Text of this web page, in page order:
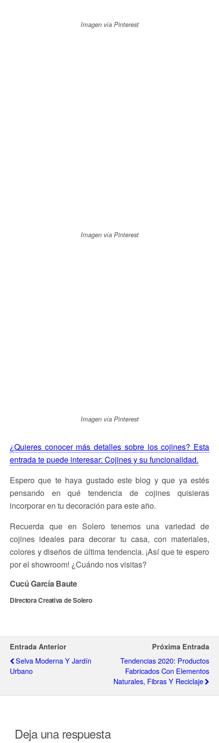
Imagen vía Pinterest
Imagen vía Pinterest
Imagen vía Pinterest
¿Quieres conocer más detalles sobre los cojines? Esta
entrada te puede interesar: Cojines y su funcionalidad.
Espero que te haya gustado este blog y que ya estés
pensando en qué tendencia de cojines quisieras
incorporar en tu decoración para este año.
Recuerda que en Solero tenemos una variedad de
cojines ideales para decorar tu casa, con materiales,
colores y diseños de última tendencia. ¡Así que te espero
por el showroom! ¿Cuándo nos visitas?
Cucú García Baute
Directora Creativa de Solero
Entrada Anterior
Selva Moderna Y Jardín
Urbano
Próxima Entrada
Tendencias 2020: Productos
Fabricados Con Elementos
Naturales, Fibras Y Reciclaje
Deja una respuesta